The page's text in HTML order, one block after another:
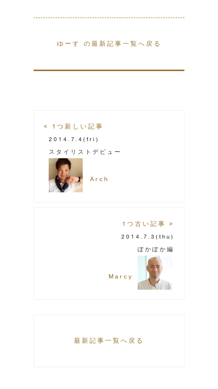
ゆーす の最新記事一覧へ戻る
< 1つ新しい記事
2014.7.4 (fri)
スタイリストデビュー
Arch
1つ古い記事 >
2014.7.3 (thu)
ぽかぽか編
Marcy
最新記事一覧へ戻る